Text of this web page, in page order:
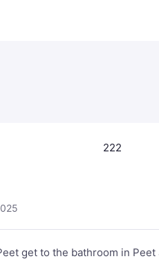
222
get to the bathroom in